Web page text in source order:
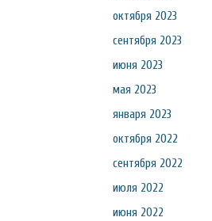
октября 2023
сентября 2023
июня 2023
мая 2023
января 2023
октября 2022
сентября 2022
июля 2022
июня 2022